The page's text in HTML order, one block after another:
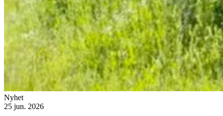
Nyhet
25 jun. 2026